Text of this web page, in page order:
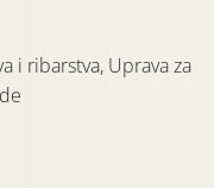
i ribarstva, Uprava za